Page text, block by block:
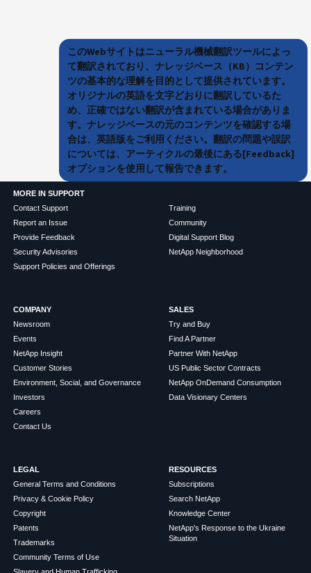
このWebサイトはニューラル機械翻訳ツールによっ
て翻訳されており、ナレッジベース（KB）コンテン
ツの基本的な理解を目的として提供されています。
オリジナルの英語を文字どおりに翻訳しているた
め、正確ではない翻訳が含まれている場合がありま
す。ナレッジベースの元のコンテンツを確認する場
合は、英語版をご利用ください。翻訳の問題や誤訳
については、アーティクルの最後にある[Feedback]
オプションを使用して報告できます。
MORE IN SUPPORT
Contact Support
Report an Issue
Provide Feedback
Security Advisories
Support Policies and Offerings
Training
Community
Digital Support Blog
NetApp Neighborhood
COMPANY
Newsroom
Events
NetApp Insight
Customer Stories
Environment, Social, and Governance
Investors
Careers
Contact Us
SALES
Try and Buy
Find A Partner
Partner With NetApp
US Public Sector Contracts
NetApp OnDemand Consumption
Data Visionary Centers
LEGAL
General Terms and Conditions
Privacy & Cookie Policy
Copyright
Patents
Trademarks
Community Terms of Use
RESOURCES
Subscriptions
Search NetApp
Knowledge Center
NetApp's Response to the Ukraine
Situation